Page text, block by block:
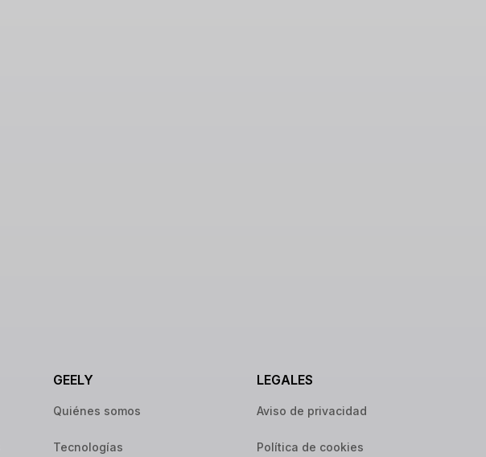
GEELY
Quiénes somos
Tecnologías
LEGALES
Aviso de privacidad
Política de cookies